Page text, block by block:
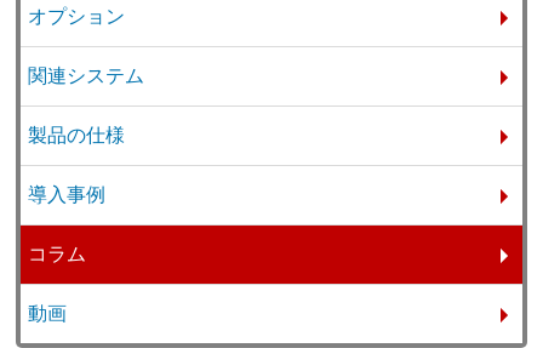
オプション
関連システム
製品の仕様
導入事例
コラム
動画